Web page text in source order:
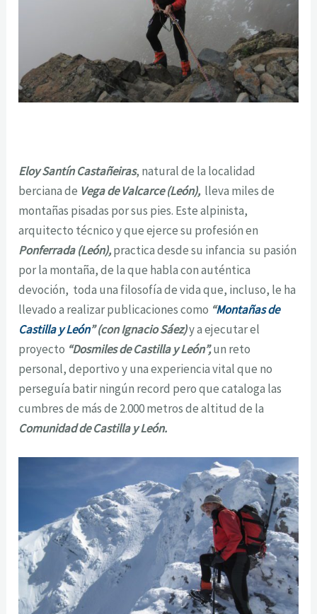
Eloy Santín Castañeiras, natural de la localidad
berciana de Vega de Valcarce (León), lleva miles de
montañas pisadas por sus pies. Este alpinista,
arquitecto técnico y que ejerce su profesión en
Ponferrada (León),practica desde su infancia su pasión
por la montaña, de la que habla con auténtica
devoción, toda una filosofía de vida que, incluso, le ha
llevado a realizar publicaciones como “Montañas de
Castilla y León” (con Ignacio Sáez)y a ejecutar el
proyecto “Dosmiles de Castilla y León”,un reto
personal, deportivo y una experiencia vital que no
perseguía batir ningún record pero que cataloga las
cumbres de más de 2.000 metros de altitud de la
Comunidad de Castilla y León.